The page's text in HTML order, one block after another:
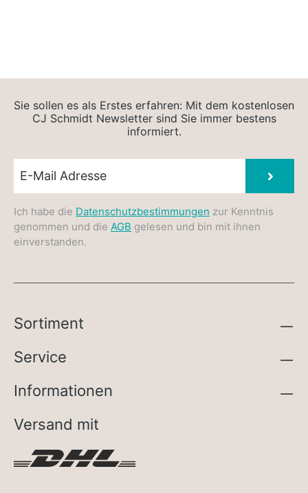
Sie sollen es als Erstes erfahren: Mit dem kostenlosen
CJ Schmidt Newsletter sind Sie immer bestens
informiert.
Ich habe die Datenschutzbestimmungen zur Kenntnis
genommen und die AGB gelesen und bin mit ihnen
einverstanden.
Sortiment
Service
Informationen
Versand mit